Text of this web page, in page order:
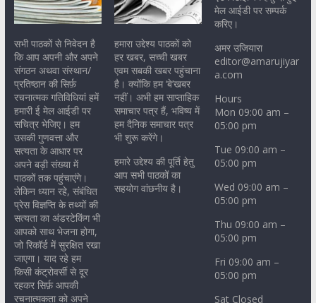
सभी पाठकों से निवेदन है
कि आप अपनी और अपने
संगठन अथवा संस्थान/
प्रतिष्ठान की सिर्फ़
रचनात्मक गतिविधियां हमें
हमारी ई मेल आईडी पर
सचित्र भेजिए। हम
उसकी गुणवत्ता और
सत्यता के आधार पर
अपने बड़ी संख्या में
पाठकों तक पहुंचाएंगे।
लेकिन ध्यान रहे, संबंधित
प्रेस विज्ञप्ति के तथ्यों की
सत्यता का अंडरटेकिंग भी
आपको साथ भेजना होगा,
जो रिकॉर्ड में सुरक्षित रखा
जाएगा। याद रहे हम
किसी कंट्रोवर्सी से दूर
रहकर सिर्फ़ आपकी
रचनात्मकता को अपने
हमारा उद्देश्य पाठकों को
हर खबर, सच्ची खबर
एवम सबकी खबर पहुंचाना
है। क्योंकि हम ‘बे’खबर
नहीं। अभी हम साप्ताहिक
समाचार पत्र हैं, भविष्य में
हम दैनिक समाचार पत्र
भी शुरू करेंगे।
हमारे उद्देश्य की पूर्ति हेतु
आप सभी पाठकों का
सहयोग वांछनीय है।
मेल आईडी पर सम्पर्क
करिए।
अमर उजियारा
editor@amarujiyar
a.com
Hours
Mon 09:00 am –
05:00 pm
Tue 09:00 am –
05:00 pm
Wed 09:00 am –
05:00 pm
Thu 09:00 am –
05:00 pm
Fri 09:00 am –
05:00 pm
Sat Closed